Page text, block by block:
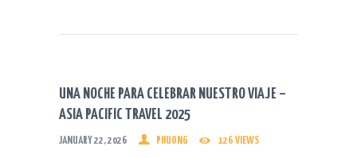
UNA NOCHE PARA CELEBRAR NUESTRO VIAJE –
ASIA PACIFIC TRAVEL 2025
JANUARY 22, 2026 PHUONG 126 VIEWS